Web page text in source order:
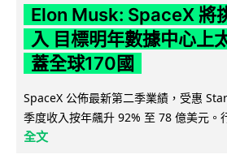
Elon Musk: SpaceX 將
入 目標明年數據中心上
蓋全球170國
SpaceX 公佈最新第二季業績，受惠
季度收入按年飆升 92% 至 78 億美元。
全文